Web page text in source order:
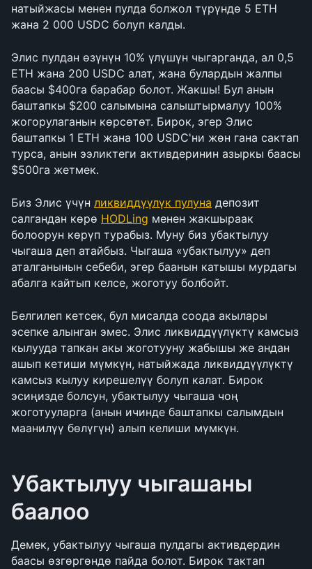
натыйжасы менен пулда болжол түрүндө 5 ETH
жана 2 000 USDC болуп калды.
Элис пулдан өзүнүн 10% үлүшүн чыгарганда, ал 0,5
ETH жана 200 USDC алат, жана булардын жалпы
баасы $400га барабар болот. Жакшы! Бул анын
баштапкы $200 салымына салыштырмалуу 100%
жогорулаганын көрсөтөт. Бирок, эгер Элис
баштапкы 1 ETH жана 100 USDC'ни жөн гана сактап
турса, анын ээликтеги активдеринин азыркы баасы
$500га жетмек.
Биз Элис үчүн ликвиддүүлүк пулуна депозит
салгандан көрө HODLing менен жакшыраак
болоорун көрүп турабыз. Муну биз убактылуу
чыгаша деп атайбыз. Чыгаша «убактылуу» деп
аталганынын себеби, эгер баанын катышы мурдагы
абалга кайтып келсе, жоготуу болбойт.
Белгилеп кетсек, бул мисалда соода акылары
эсепке алынган эмес. Элис ликвиддүүлүктү камсыз
кылууда тапкан акы жоготууну жабышы же андан
ашып кетиши мүмкүн, натыйжада ликвиддүүлүктү
камсыз кылуу кирешелүү болуп калат. Бирок
эсиңизде болсун, убактылуу чыгаша чоң
жоготууларга (анын ичинде баштапкы салымдын
маанилүү бөлүгүн) алып келиши мүмкүн.
Убактылуу чыгашаны
баалоо
Демек, убактылуу чыгаша пулдагы активдердин
баасы өзгөргөндө пайда болот. Бирок тактап